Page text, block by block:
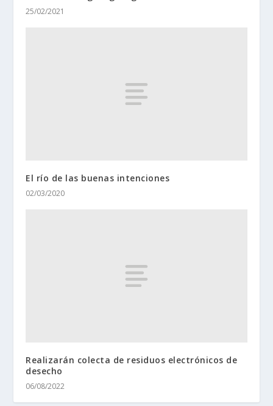
25/02/2021
El río de las buenas intenciones
02/03/2020
Realizarán colecta de residuos electrónicos de
desecho
06/08/2022